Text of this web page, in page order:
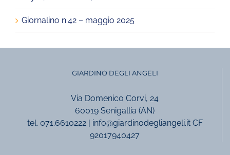
Giornalino n.42 – maggio 2025
GIARDINO DEGLI ANGELI
Via Domenico Corvi, 24
60019 Senigallia (AN)
tel. 071.6610222 | info@giardinodegliangeli.it CF
92017940427